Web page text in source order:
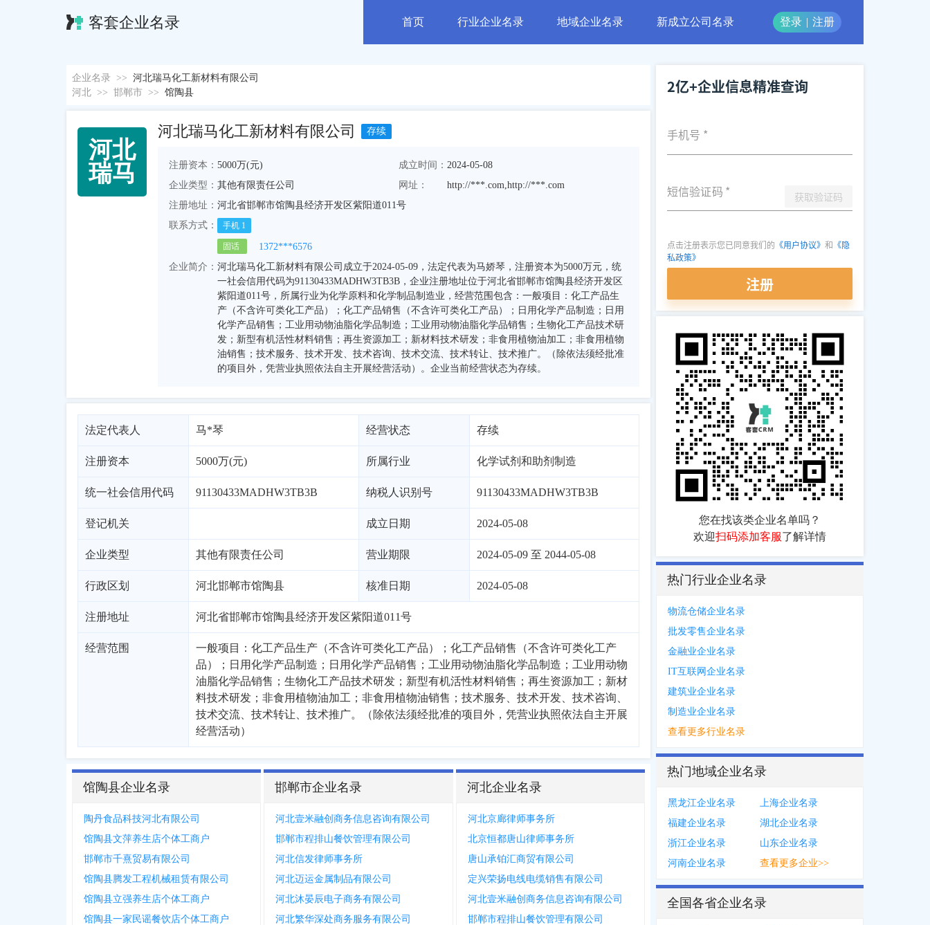
客套企业名录 首页 行业企业名录 地域企业名录 新成立公司名录 登录 | 注册
企业名录 >> 河北瑞马化工新材料有限公司
河北 >> 邯郸市 >> 馆陶县
河北
瑞马
河北瑞马化工新材料有限公司 存续
注册资本： 5000万(元) 成立时间： 2024-05-08
企业类型： 其他有限责任公司 网址：
http://***.com,http://***.com
注册地址： 河北省邯郸市馆陶县经济开发区紫阳道011号
联系方式：
手机 1
固话
1372***6576
企业简介： 河北瑞马化工新材料有限公司成立于2024-05-09，法定代表为马娇琴，注册资本为5000万元，统
一社会信用代码为91130433MADHW3TB3B，企业注册地址位于河北省邯郸市馆陶县经济开发区
紫阳道011号，所属行业为化学原料和化学制品制造业，经营范围包含：一般项目：化工产品生
产（不含许可类化工产品）；化工产品销售（不含许可类化工产品）；日用化学产品制造；日用
化学产品销售；工业用动物油脂化学品制造；工业用动物油脂化学品销售；生物化工产品技术研
发；新型有机活性材料销售；再生资源加工；新材料技术研发；非食用植物油加工；非食用植物
油销售；技术服务、技术开发、技术咨询、技术交流、技术转让、技术推广。（除依法须经批准
的项目外，凭营业执照依法自主开展经营活动）。企业当前经营状态为存续。
法定代表人 马*琴 经营状态 存续
注册资本 5000万(元) 所属行业 化学试剂和助剂制造
统一社会信用代码 91130433MADHW3TB3B 纳税人识别号 91130433MADHW3TB3B
登记机关 成立日期 2024-05-08
企业类型 其他有限责任公司 营业期限 2024-05-09 至 2044-05-08
行政区划 河北邯郸市馆陶县 核准日期 2024-05-08
注册地址 河北省邯郸市馆陶县经济开发区紫阳道011号
经营范围
一般项目：化工产品生产（不含许可类化工产品）；化工产品销售（不含许可类化工产
品）；日用化学产品制造；日用化学产品销售；工业用动物油脂化学品制造；工业用动物
油脂化学品销售；生物化工产品技术研发；新型有机活性材料销售；再生资源加工；新材
料技术研发；非食用植物油加工；非食用植物油销售；技术服务、技术开发、技术咨询、
技术交流、技术转让、技术推广。（除依法须经批准的项目外，凭营业执照依法自主开展
经营活动）
馆陶县企业名录
陶丹食品科技河北有限公司
馆陶县文萍养生店个体工商户
邯郸市千熹贸易有限公司
馆陶县腾发工程机械租赁有限公司
馆陶县立强养生店个体工商户
馆陶县一家民谣餐饮店个体工商户
邯郸市企业名录
河北壹米融创商务信息咨询有限公司
邯郸市程排山餐饮管理有限公司
河北信发律师事务所
河北迈运金属制品有限公司
河北沐晏辰电子商务有限公司
河北繁华深处商务服务有限公司
河北企业名录
河北京廊律师事务所
北京恒都唐山律师事务所
唐山承铂汇商贸有限公司
定兴荣扬电线电缆销售有限公司
河北壹米融创商务信息咨询有限公司
邯郸市程排山餐饮管理有限公司
2亿+企业信息精准查询
手机号 *
短信验证码 * 获取验证码
点击注册表示您已同意我们的 《用户协议》 和 《隐
私政策》
注册
您在找该类企业名单吗？
欢迎扫码添加客服了解详情
热门行业企业名录
物流仓储企业名录
批发零售企业名录
金融业企业名录
IT互联网企业名录
建筑业企业名录
制造业企业名录
查看更多行业名录
热门地域企业名录
黑龙江企业名录
上海企业名录
福建企业名录
湖北企业名录
浙江企业名录
山东企业名录
河南企业名录
查看更多企业>>
全国各省企业名录